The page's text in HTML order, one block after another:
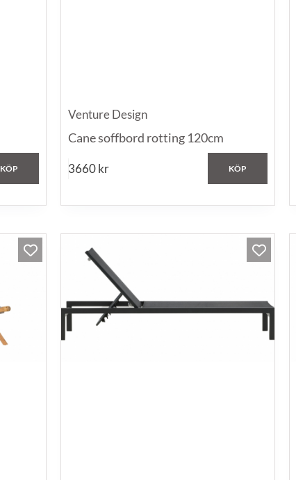
KÖP
Venture Design
Cane soffbord rotting 120cm
3660kr KÖP